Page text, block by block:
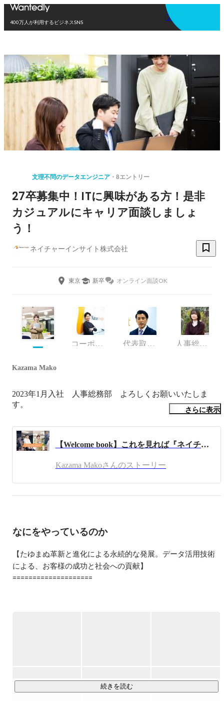
400万人が利用するビジネスSNS
アプリを使う
文理不問のデータエンジニア 8エントリー
27卒募集中！ITに興味がある方！是非
カジュアルにキャリア面談しましょ
う！
ネイチャーインサイト株式会社
東京 新卒 オンライン面談OK
コーポレート・スタッフ 代表取締役 人事総務部
Kazama Mako
2023年1月入社　人事総務部　よろしくお願いいたしま
す。
さらに表示
【Welcome book】これを見れば『ネイチャーインサイト』の全てがわかる📚
Kazama Makoさんのストーリー
なにをやっているのか
【たゆまぬ革新と進化による永続的な発展。データ活用技術
による、お客様の成功と社会への貢献】
====================
の第一期コンサルティングパートナーとして、30年以上にわ
ォーム化、クラウド化の時代を迎えています。
続きを読む